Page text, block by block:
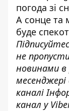
погода зі
А сонце та
буде
не
новинами
каналі
канал у